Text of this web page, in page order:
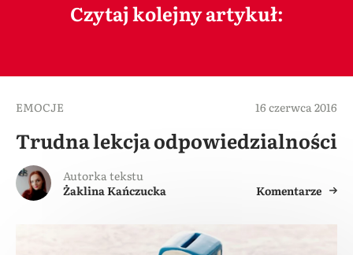
Czytaj kolejny artykuł:
EMOCJE 16 czerwca 2016
Trudna lekcja odpowiedzialności
Autorka tekstu
Żaklina Kańczucka
Komentarze